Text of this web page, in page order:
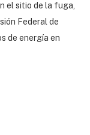
el sitio de la fuga,
Federal de
de energía en